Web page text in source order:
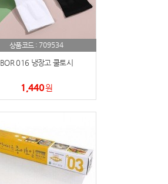
상품코드 : 709534
BOR 016 냉장고 쿨토시
1,440원